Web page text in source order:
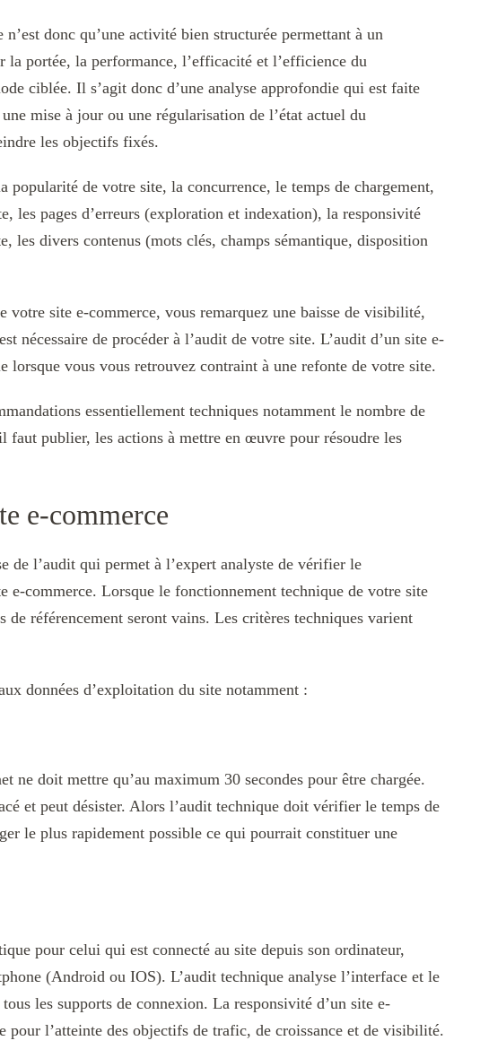
donc qu’une activité bien structurée permettant à un
la portée, la performance, l’efficacité et l’efficience du
ciblée. Il s’agit donc d’une analyse approfondie qui est faite
mise à jour ou une régularisation de l’état actuel du
les objectifs fixés.
popularité de votre site, la concurrence, le temps de chargement,
les pages d’erreurs (exploration et indexation), la responsivité
les divers contenus (mots clés, champs sémantique, disposition
votre site e-commerce, vous remarquez une baisse de visibilité,
nécessaire de procéder à l’audit de votre site. L’audit d’un site e-
lorsque vous vous retrouvez contraint à une refonte de votre site.
essentiellement techniques notamment le nombre de
faut publier, les actions à mettre en œuvre pour résoudre les
e-commerce
de l’audit qui permet à l’expert analyste de vérifier le
e-commerce. Lorsque le fonctionnement technique de votre site
de référencement seront vains. Les critères techniques varient
données d’exploitation du site notamment :
ne doit mettre qu’au maximum 30 secondes pour être chargée.
et peut désister. Alors l’audit technique doit vérifier le temps de
le plus rapidement possible ce qui pourrait constituer une
pour celui qui est connecté au site depuis son ordinateur,
(Android ou IOS). L’audit technique analyse l’interface et le
les supports de connexion. La responsivité d’un site e-
pour l’atteinte des objectifs de trafic, de croissance et de visibilité.